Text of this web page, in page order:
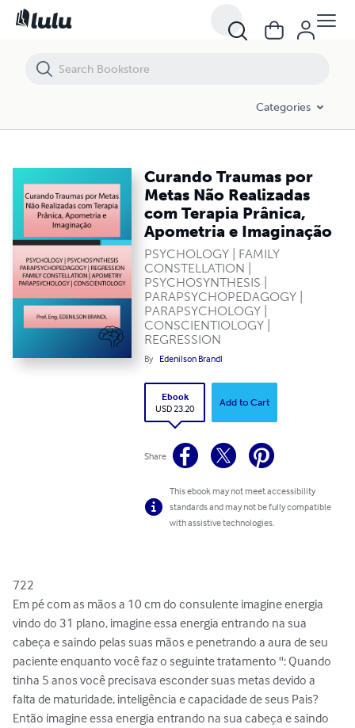
Categories
Curando Traumas por
Metas Não Realizadas
com Terapia Prânica,
Apometria e Imaginação
PSYCHOLOGY | FAMILY
CONSTELLATION |
PSYCHOSYNTHESIS |
PARAPSYCHOPEDAGOGY |
PARAPSYCHOLOGY |
CONSCIENTIOLOGY |
REGRESSION
By Edenilson Brandl
Ebook
USD 23.20
Add to Cart
Share
This ebook may not meet accessibility
standards and may not be fully compatible
with assistive technologies.
722
Em pé com as mãos a 10 cm do consulente imagine energia
vindo do 31 plano, imagine essa energia entrando na sua
cabeça e saindo pelas suas mãos e penetrando a aura de seu
paciente enquanto você faz o seguinte tratamento '': Quando
tinha 5 anos você precisava esconder suas metas devido a
falta de maturidade, inteligência e capacidade de seus Pais?
Então imagine essa energia entrando na sua cabeça e saindo
Curando Traumas por Metas Não Realizadas com Terapia Prânica,